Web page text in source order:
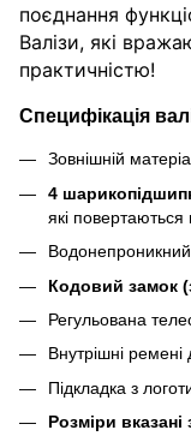
поєднання
Валізи, які
практичністю!
Специфікація
Зовнішній
4
які повертаються
Кодовий замок
Регульована
Внутрішні
Підкладка з
Розміри